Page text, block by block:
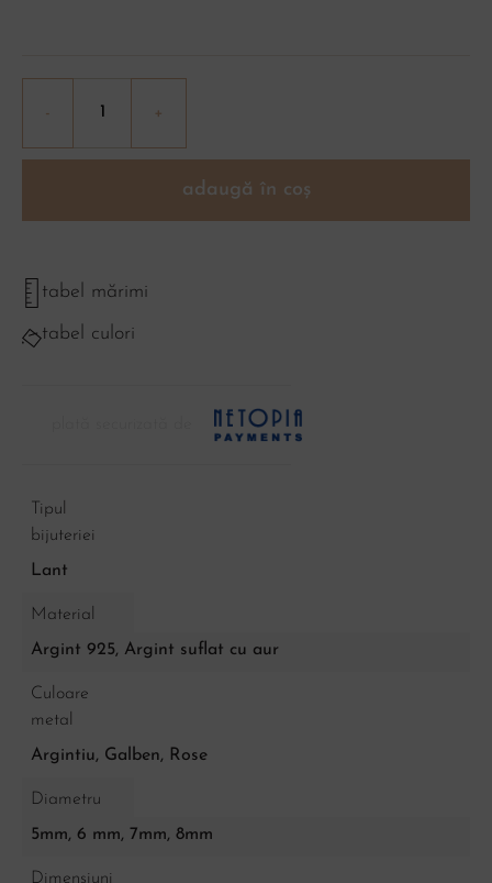
adaugă în coș
tabel mărimi
tabel culori
Tipul
bijuteriei
Lant
Material
Argint 925, Argint suflat cu aur
Culoare
metal
Argintiu, Galben, Rose
Diametru
5mm, 6 mm, 7mm, 8mm
Dimensiuni